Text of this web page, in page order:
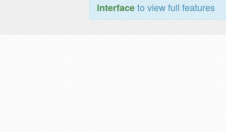
interfaceto view full features